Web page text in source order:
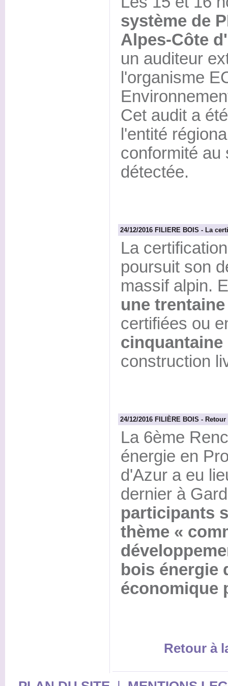
système de
Alpes-Côte
un auditeur
l'organisme
Cet audit a
l'entité
conformité au
détectée.
24/12/2016 FILIERE BOIS - La
La
poursuit son
massif alpin.
une
certifiées ou
construction
24/12/2016 FILIÈRE BOIS -
La 6ème
énergie en
d'Azur a eu
dernier à
participants
thème «
bois énergie
économique
Retour à